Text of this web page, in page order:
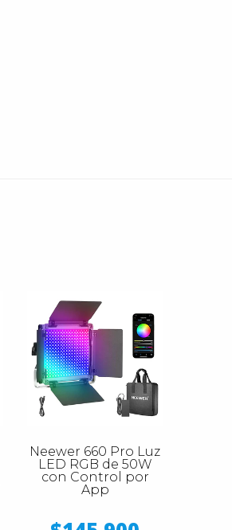
Neewer 660 Pro Luz
LED RGB de 50W
con Control por
App